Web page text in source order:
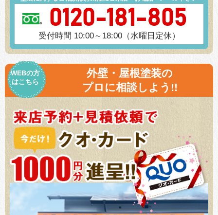
0120-181-805
受付時間 10:00～18:00（水曜日定休）
WEBの方
はこちら
外壁・屋根塗装の
プロに相談しよう!!